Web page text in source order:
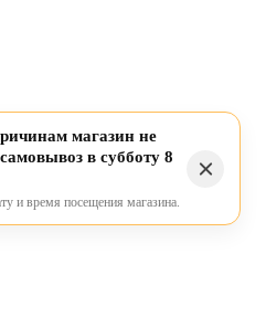
магазин не
в субботу 8
и время посещения магазина.